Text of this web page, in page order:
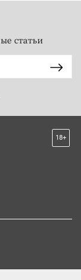
статьи
18+